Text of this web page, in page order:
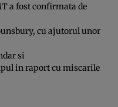
a fost confirmata de
cu ajutorul unor
si
in raport cu miscarile